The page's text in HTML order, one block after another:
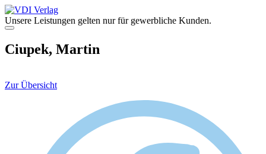
Zum
Inhalt
springen
Unsere Leistungen gelten nur für gewerbliche Kunden.
Menü
Ciupek, Martin
Zur Übersicht